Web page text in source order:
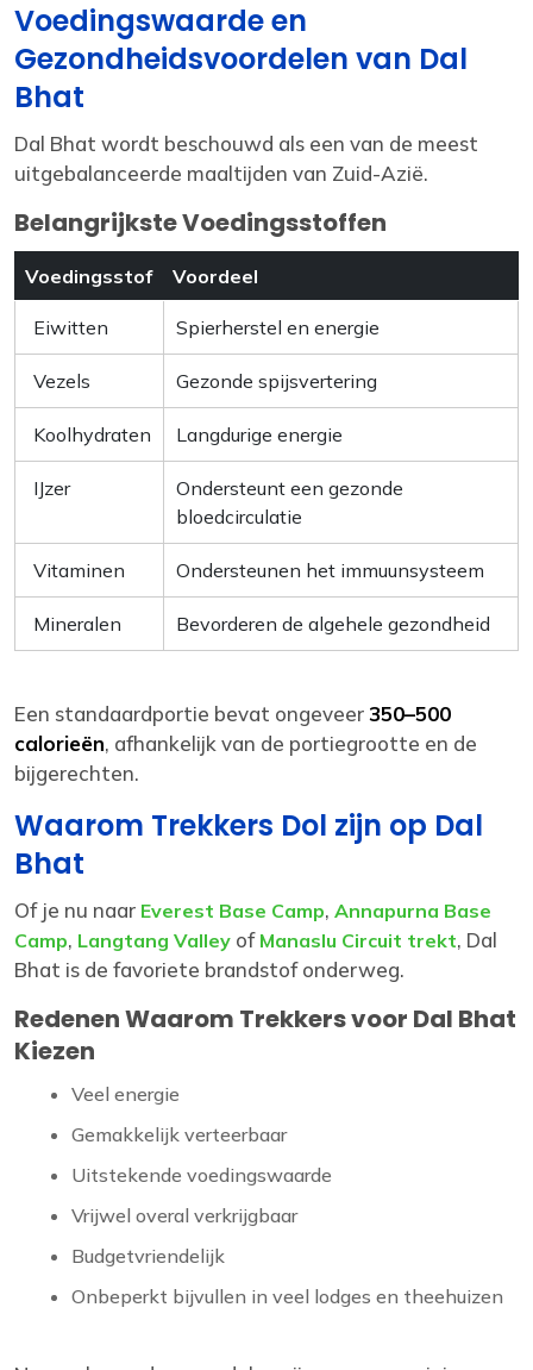
Voedingswaarde en
Gezondheidsvoordelen van Dal
Bhat
Dal Bhat wordt beschouwd als een van de meest
uitgebalanceerde maaltijden van Zuid-Azië.
Belangrijkste Voedingsstoffen
Voedingsstof Voordeel
Eiwitten Spierherstel en energie
Vezels Gezonde spijsvertering
Koolhydraten Langdurige energie
IJzer
Ondersteunt een gezonde
bloedcirculatie
Vitaminen Ondersteunen het immuunsysteem
Mineralen Bevorderen de algehele gezondheid
Een standaardportie bevat ongeveer350–500
calorieën, afhankelijk van de portiegrootte en de
bijgerechten.
Waarom Trekkers Dol zijn op Dal
Bhat
Of je nu naar Everest Base Camp, Annapurna Base
Camp, Langtang Valley of Manaslu Circuit trekt, Dal
Bhat is de favoriete brandstof onderweg.
Redenen Waarom Trekkers voor Dal Bhat
Kiezen
Veel energie
Gemakkelijk verteerbaar
Uitstekende voedingswaarde
Vrijwel overal verkrijgbaar
Budgetvriendelijk
Onbeperkt bijvullen in veel lodges en theehuizen